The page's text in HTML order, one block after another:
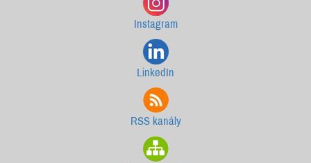
Instagram
LinkedIn
RSS kanály